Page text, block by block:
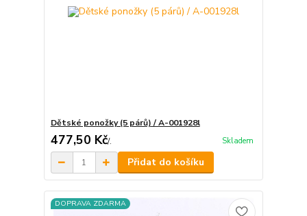
Dětské ponožky (5 párů) / A-001928l
477,50 Kč/. Skladem
Přidat do košíku
DOPRAVA ZDARMA